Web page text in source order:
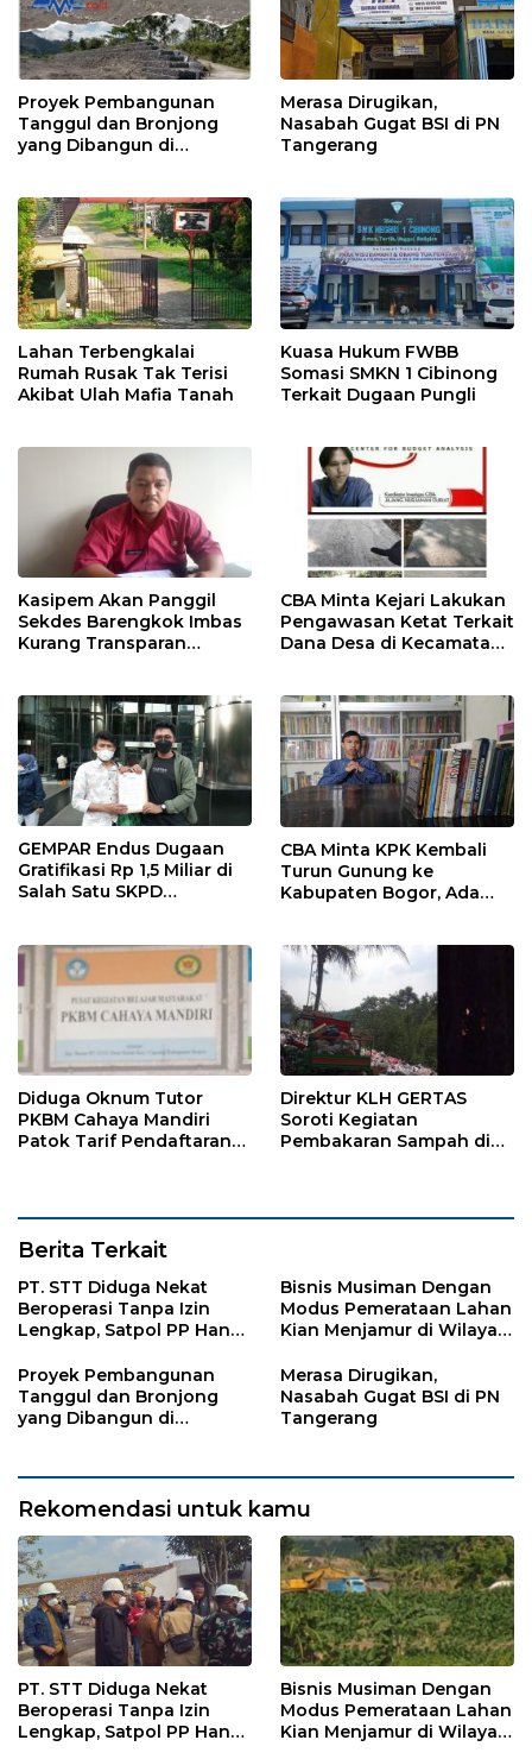
Proyek Pembangunan
Tanggul dan Bronjong
yang Dibangun di
Merasa Dirugikan,
Nasabah Gugat BSI di PN
Tangerang
Lahan Terbengkalai
Rumah Rusak Tak Terisi
Akibat Ulah Mafia Tanah
Kuasa Hukum FWBB
Somasi SMKN 1 Cibinong
Terkait Dugaan Pungli
Kasipem Akan Panggil
Sekdes Barengkok Imbas
Kurang Transparan
CBA Minta Kejari Lakukan
Pengawasan Ketat Terkait
Dana Desa di Kecamatan
GEMPAR Endus Dugaan
Gratifikasi Rp 1,5 Miliar di
Salah Satu SKPD
CBA Minta KPK Kembali
Turun Gunung ke
Kabupaten Bogor, Ada
Diduga Oknum Tutor
PKBM Cahaya Mandiri
Patok Tarif Pendaftaran
Direktur KLH GERTAS
Soroti Kegiatan
Pembakaran Sampah di
Berita Terkait
PT. STT Diduga Nekat
Beroperasi Tanpa Izin
Lengkap, Satpol PP Hanya
Bisnis Musiman Dengan
Modus Pemerataan Lahan
Kian Menjamur di Wilayah
Proyek Pembangunan
Tanggul dan Bronjong
yang Dibangun di
Merasa Dirugikan,
Nasabah Gugat BSI di PN
Tangerang
Rekomendasi untuk kamu
PT. STT Diduga Nekat
Beroperasi Tanpa Izin
Lengkap, Satpol PP Hanya
Bisnis Musiman Dengan
Modus Pemerataan Lahan
Kian Menjamur di Wilayah